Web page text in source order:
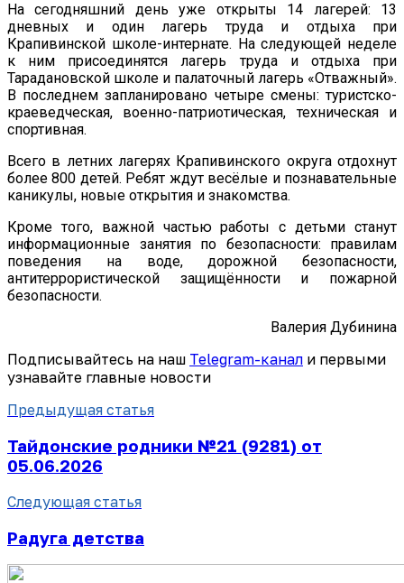
На сегодняшний день уже открыты 14 лагерей: 13
дневных и один лагерь труда и отдыха при
Крапивинской школе-интернате. На следующей неделе
к ним присоединятся лагерь труда и отдыха при
Тарадановской школе и палаточный лагерь «Отважный».
В последнем запланировано четыре смены: туристско-
краеведческая, военно-патриотическая, техническая и
спортивная.
Всего в летних лагерях Крапивинского округа отдохнут
более 800 детей. Ребят ждут весёлые и познавательные
каникулы, новые открытия и знакомства.
Кроме того, важной частью работы с детьми станут
информационные занятия по безопасности: правилам
поведения на воде, дорожной безопасности,
антитеррористической защищённости и пожарной
безопасности.
Валерия Дубинина
Подписывайтесь на наш Telegram-канал и первыми
узнавайте главные новости
Предыдущая статья
Тайдонские родники №21 (9281) от
05.06.2026
Следующая статья
Радуга детства